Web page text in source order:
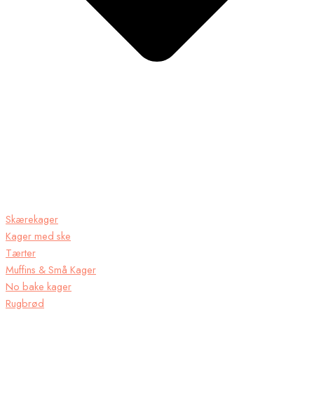
Skærekager
Kager med ske
Tærter
Muffins & Små Kager
No bake kager
Rugbrød